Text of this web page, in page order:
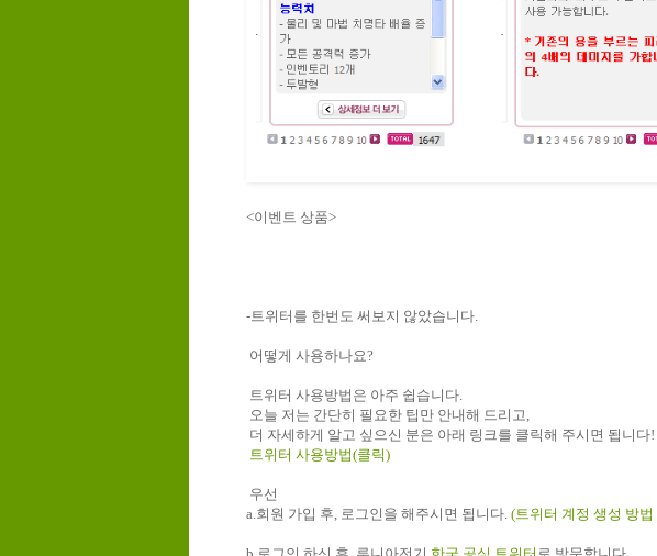
<이벤트 상품>
-트위터를 한번도 써보지 않았습니다.
어떻게 사용하나요?
트위터 사용방법은 아주 쉽습니다.
오늘 저는 간단히 필요한 팁만 안내해 드리고,
더 자세하게 알고 싶으신 분은 아래 링크를 클릭해 주시면 됩니다!
트위터 사용방법(클릭)
우선
a.회원 가입 후, 로그인을 해주시면 됩니다. (트위터 계정 생성 방법